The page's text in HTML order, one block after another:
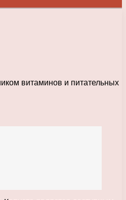
витаминов и питательных